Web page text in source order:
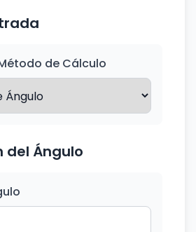
de Cálculo
del Ángulo